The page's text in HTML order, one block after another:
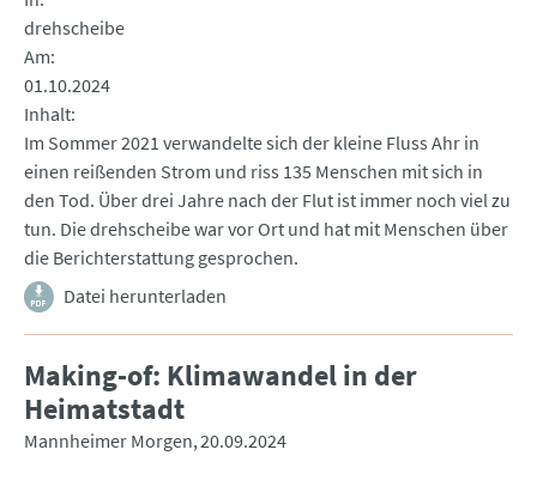
drehscheibe
Am
01.10.2024
Inhalt
Im Sommer 2021 verwandelte sich der kleine Fluss Ahr in
einen reißenden Strom und riss 135 Menschen mit sich in
den Tod. Über drei Jahre nach der Flut ist immer noch viel zu
tun. Die drehscheibe war vor Ort und hat mit Menschen über
die Berichterstattung gesprochen.
Datei herunterladen
Making-of: Klimawandel in der
Heimatstadt
Mannheimer Morgen 20.09.2024